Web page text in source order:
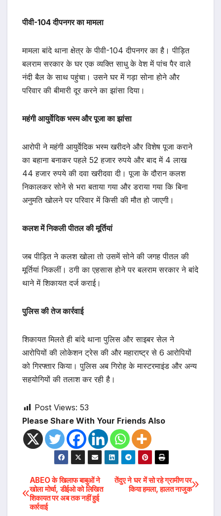
पीवी-104 दीपनगर का मामला
मामला बांदे थाना क्षेत्र के पीवी-104 दीपनगर का है। पीड़ित
बलराम सरकार के घर एक व्यक्ति साधु के वेश में पांच पैर वाले
नंदी बैल के साथ पहुंचा। उसने घर में गड़ा सोना होने और
परिवार की बीमारी दूर करने का झांसा दिया।
महंगी आयुर्वेदिक भस्म और पूजा का झांसा
आरोपी ने महंगी आयुर्वेदिक भस्म खरीदने और विशेष पूजा कराने
का बहाना बनाकर पहले 52 हजार रुपये और बाद में 4 लाख
44 हजार रुपये की दवा खरीदवा दी। पूजा के दौरान कलश
निकालकर सोने से भरा बताया गया और डराया गया कि बिना
अनुमति खोलने पर परिवार में किसी की मौत हो जाएगी।
कलश में निकली पीतल की मूर्तियां
जब पीड़ित ने कलश खोला तो उसमें सोने की जगह पीतल की
मूर्तियां निकलीं। ठगी का एहसास होने पर बलराम सरकार ने बांदे
थाने में शिकायत दर्ज कराई।
पुलिस की तेज कार्रवाई
शिकायत मिलते ही बांदे थाना पुलिस और साइबर सेल ने
आरोपियों की लोकेशन ट्रेस की और महाराष्ट्र से 6 आरोपियों
को गिरफ्तार किया। पुलिस अब गिरोह के मास्टरमाइंड और अन्य
सहयोगियों की तलाश कर रही है।
Post Views: 53
Please Share With Your Friends Also
Post
navigation
तेंदुए ने घर में सो रहे ग्रामीण पर
किया हमला, हालत नाजुक
ABEO के खिलाफ बाबुओं ने
खोला मोर्चा, डीईओ को लिखित
शिकायत पर अब तक नहीं हुई
कार्रवाई